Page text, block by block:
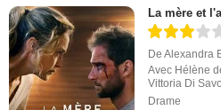
La mère et
DeAlexandra
Avec Hélène
Vittoria Di
Drame